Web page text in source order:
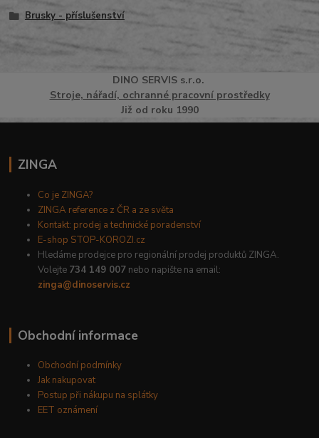
Brusky - příslušenství
DINO SERVISs.r.o.
Stroje, nářadí, ochranné pracovní prostředky
Již od roku 1990
ZINGA
Co je ZINGA?
ZINGA reference z ČR a ze světa
Kontakt: prodej a technické poradenství
E-shop STOP-KOROZI.cz
Hledáme prodejce pro regionální prodej produktů ZINGA.
Volejte 734 149 007 nebo napište na email:
zinga@dinoservis.cz
Obchodní informace
Obchodní podmínky
Jak nakupovat
Postup při nákupu na splátky
EET oznámení